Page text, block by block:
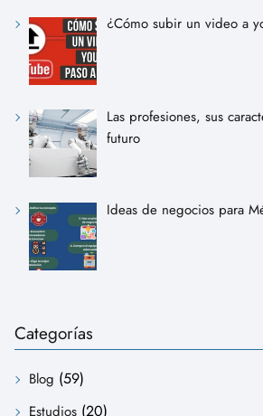
¿Cómo subir un video a
Las profesiones, sus
futuro
Ideas de negocios para
Categorías
Blog (59)
Estudios (20)